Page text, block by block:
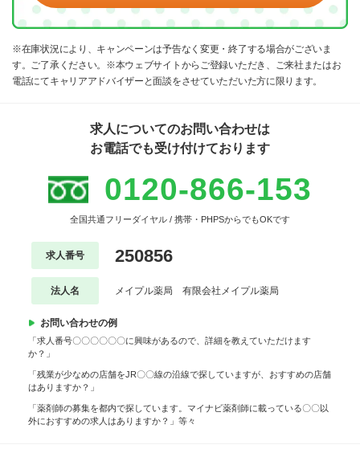
※在庫状況により、キャンペーンは予告なく変更・終了する場合がございま
す。ご了承ください。※本ウェブサイトからご登録いただき、ご来社またはお
電話にてキャリアアドバイザーと面談をさせていただいた方に限ります。
求人についてのお問い合わせは
お電話でも受け付けております
0120-866-153
全国共通フリーダイヤル / 携帯・PHPSからでもOKです
求人番号 250856
法人名 メイプル薬局 有限会社メイプル薬局
お問い合わせの例
「求人番号〇〇〇〇〇〇に興味があるので、詳細を教えていただけます
か？」
「残業が少なめの店舗をJR〇〇線の沿線で探していますが、おすすめの店舗
はありますか？」
「薬剤師の募集を都内で探しています。マイナビ薬剤師に載っている〇〇以
外におすすめの求人はありますか？」等々